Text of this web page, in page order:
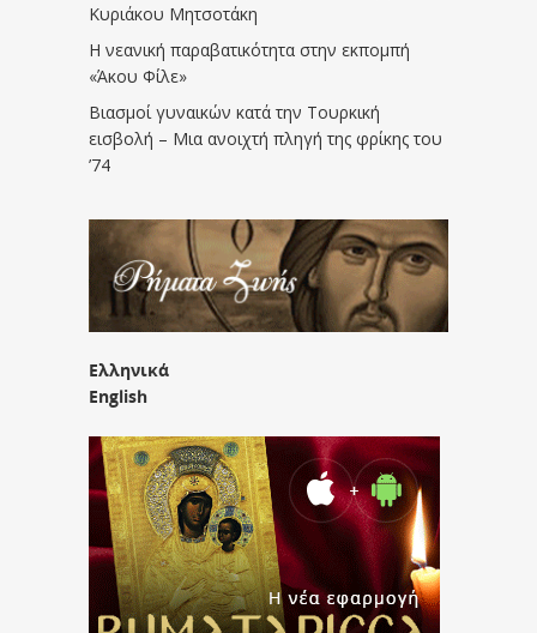
Κυριάκου Μητσοτάκη
Η νεανική παραβατικότητα στην εκπομπή
«Άκου Φίλε»
Βιασμοί γυναικών κατά την Τουρκική
εισβολή – Μια ανοιχτή πληγή της φρίκης του
’74
Ελληνικά
English